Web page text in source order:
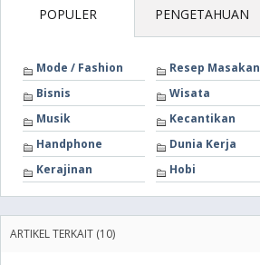
POPULER PENGETAHUAN
Mode / Fashion
Resep Masakan
Bisnis
Wisata
Musik
Kecantikan
Handphone
Dunia Kerja
Kerajinan
Hobi
ARTIKEL TERKAIT (10)